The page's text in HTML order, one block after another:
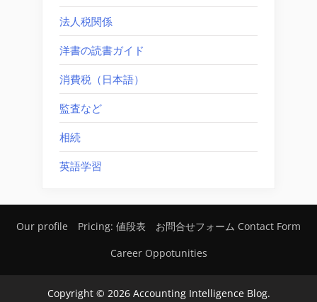
法人税関係
洋書の読書ガイド
消費税（日本語）
監査など
相続
英語学習
Our profile Pricing: 値段表 お問合せフォーム Contact Form
Career Oppotunities
Copyright © 2026 Accounting Intelligence Blog.